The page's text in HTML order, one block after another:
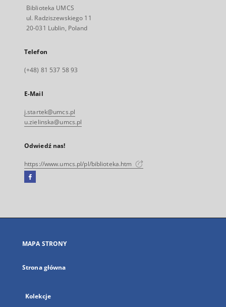
Biblioteka UMCS
ul. Radziszewskiego 11
20-031 Lublin, Poland
Telefon
(+48) 81 537 58 93
E-Mail
j.startek@umcs.pl
u.zielinska@umcs.pl
Odwiedź nas!
https://www.umcs.pl/pl/biblioteka.htm
Facebook
się
karcie
MAPA STRONY
Strona główna
Kolekcje